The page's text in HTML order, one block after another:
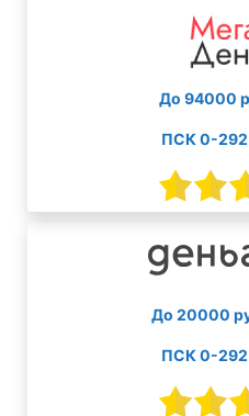
До 94000
ПСК 0-
До 20000
ПСК 0-